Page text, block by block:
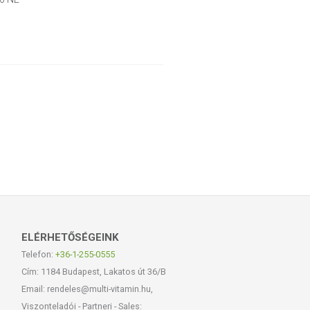
ELÉRHETŐSÉGEINK
Telefon: +36-1-255-0555
Cím: 1184 Budapest, Lakatos út 36/B
Email: rendeles@multi-vitamin.hu,
Viszonteladói - Partneri - Sales: